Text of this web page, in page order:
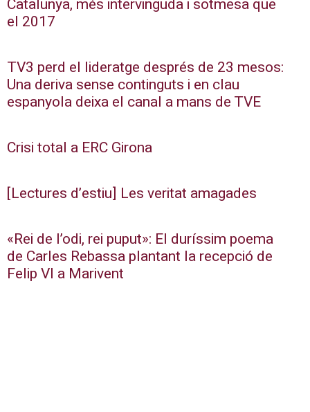
Catalunya, més intervinguda i sotmesa que
el 2017
TV3 perd el lideratge després de 23 mesos:
Una deriva sense continguts i en clau
espanyola deixa el canal a mans de TVE
Crisi total a ERC Girona
[Lectures d’estiu] Les veritat amagades
«Rei de l’odi, rei puput»: El duríssim poema
de Carles Rebassa plantant la recepció de
Felip VI a Marivent